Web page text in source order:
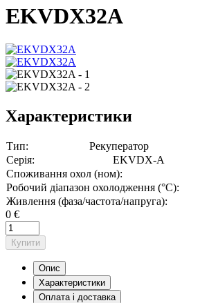
EKVDX32A
Характеристики
Тип:
Рекуператор
Серія:
EKVDX-A
Споживання охол (ном):
Робочий діапазон охолодження (°C):
Живлення (фаза/частота/напруга):
0 €
Купити
Опис
Характеристики
Оплата і доставка